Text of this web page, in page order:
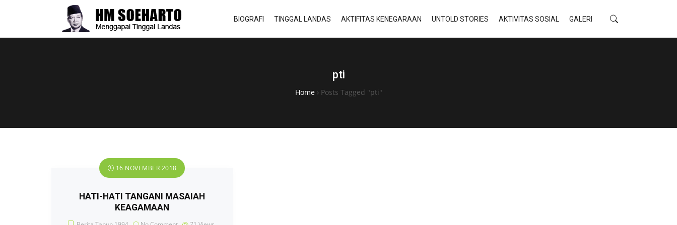
BIOGRAFI TINGGAL LANDAS AKTIFITAS KENEGARAAN UNTOLD STORIES AKTIVITAS SOSIAL GALERI
pti
Home› Posts Tagged "pti"
16 NOVEMBER 2018
HATI-HATI TANGANI MASAIAH
KEAGAMAAN